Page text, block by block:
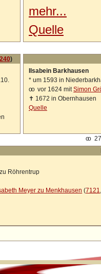
mehr...
Quelle
)
Ilsabein Barkhausen
* um 1593 in
oo vor 1624 mitSimon
✝ 1672 in Obernhausen
Quelle
oo
Röhrentrup
Meyer zu Menkhausen (7121